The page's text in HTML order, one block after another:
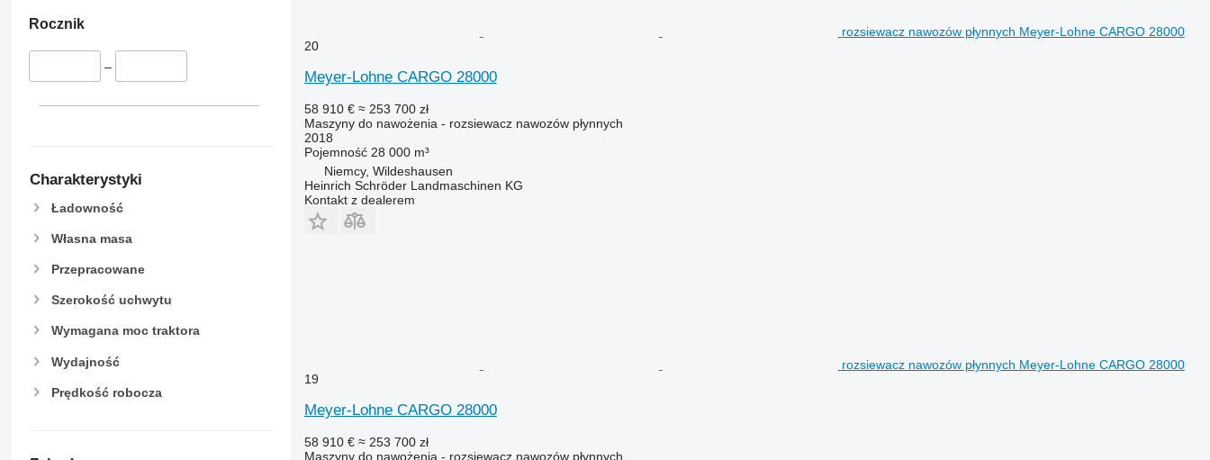
Rocznik
–
Charakterystyki
Ładowność
Własna masa
Przepracowane
Szerokość uchwytu
Wymagana moc traktora
Wydajność
Prędkość robocza
rozsiewacz nawozów płynnych Meyer-Lohne CARGO 28000
20
Meyer-Lohne CARGO 28000
58 910 € ≈ 253 700 zł
Maszyny do nawożenia - rozsiewacz nawozów płynnych
2018
Pojemność 28 000 m³
Niemcy, Wildeshausen
Heinrich Schröder Landmaschinen KG
Kontakt z dealerem
rozsiewacz nawozów płynnych Meyer-Lohne CARGO 28000
19
Meyer-Lohne CARGO 28000
58 910 € ≈ 253 700 zł
Maszyny do nawożenia - rozsiewacz nawozów płynnych